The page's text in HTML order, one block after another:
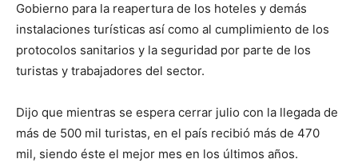
Gobierno para la reapertura de los hoteles y demás
instalaciones turísticas así como al cumplimiento de los
protocolos sanitarios y la seguridad por parte de los
turistas y trabajadores del sector.
Dijo que mientras se espera cerrar julio con la llegada de
más de 500 mil turistas, en el país recibió más de 470
mil, siendo éste el mejor mes en los últimos años.